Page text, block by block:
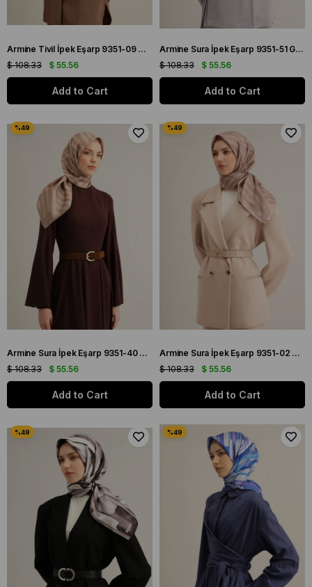
Armine Tivil İpek Eşarp 9351-09 Gri Karışık Desen
$ 55.56
$ 108.33
Add to Cart
Armine Sura İpek Eşarp 9351-51 Gri Karışık Desen
$ 55.56
$ 108.33
Add to Cart
Armine Sura İpek Eşarp 9351-40 Sütlü Kahve Karışık Desen
$ 55.56
$ 108.33
Add to Cart
Armine Sura İpek Eşarp 9351-02 Vizon Karışık Desen
$ 55.56
$ 108.33
Add to Cart